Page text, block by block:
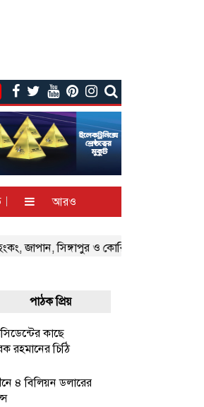
আরও
জাপান, সিঙ্গাপুর ও কোরিয়ার মতো দেশকে
পাঠক প্রিয়
কাছে
রহমানের চিঠি
৪ বিলিয়ন ডলারের